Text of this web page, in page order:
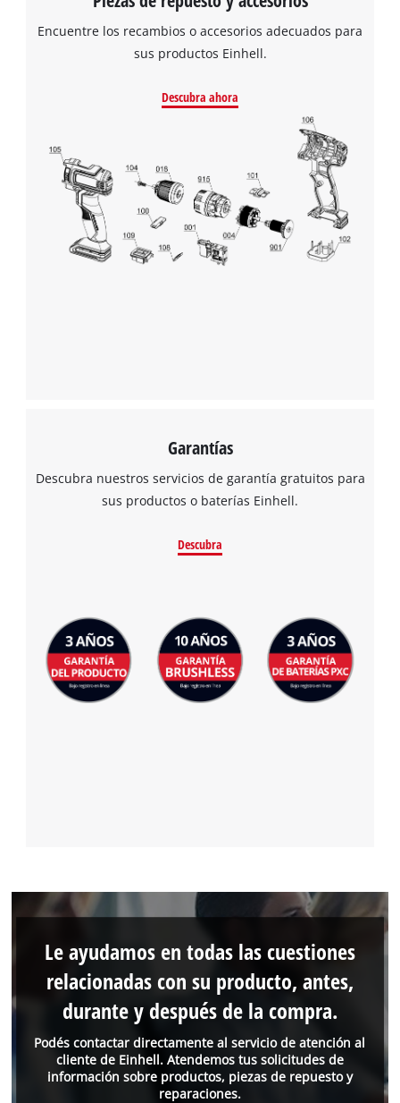
Encuentre los recambios o accesorios adecuados para
sus productos Einhell.
Descubra ahora
Garantías
Descubra nuestros servicios de garantía gratuitos para
sus productos o baterías Einhell.
Descubra
Podés contactar directamente al servicio de atención al
cliente de Einhell. Atendemos tus solicitudes de
información sobre productos, piezas de repuesto y
reparaciones.
Le ayudamos en todas las cuestiones
relacionadas con su producto, antes,
durante y después de la compra.